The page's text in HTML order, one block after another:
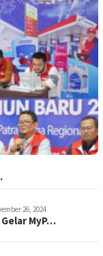
26, 2024
MyP…